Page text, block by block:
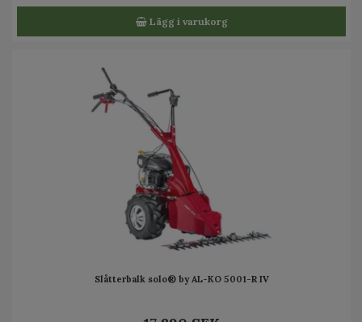
Lägg i varukorg
Slåtterbalk solo® by AL-KO 5001-R IV